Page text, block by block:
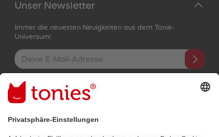
Unser Newsletter
Immer die neuesten Neuigkeiten aus dem Tonie-
Universum!
E-Mail-Addresse
Mit dem Absenden abonnierst du unseren E-Mail-Newsletter, der
auf den von dir bereitgestellten Informationen (z.B. Account-
informationen) und den von dir zu Werbezwecken bereitgestellten
Datenschutzbestimmungen.